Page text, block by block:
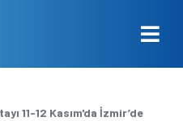
11-12 Kasım'da İzmir’de